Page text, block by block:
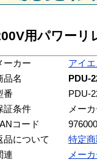
用パワーリ
ーカー
アイ
品名
PDU-
番
PDU-
証条件
メー
コード
品について
特定
連
メー